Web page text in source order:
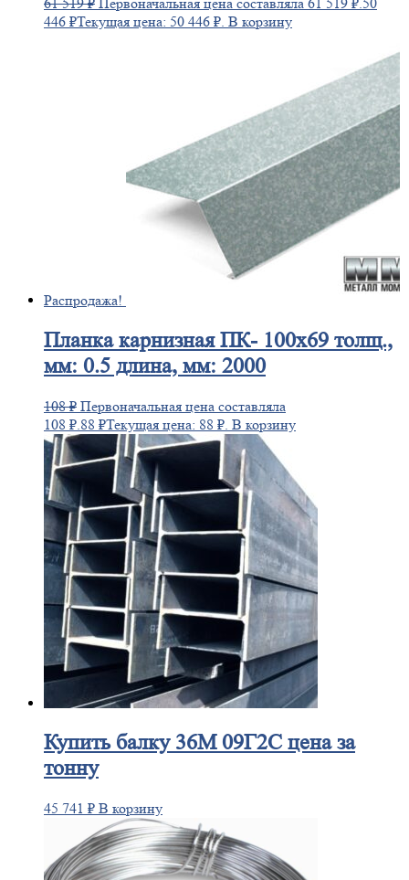
446 ₽Текущая цена: 50 446 ₽. В корзину
Распродажа!
Планкакарнизная ПК- 100х69 толщ.,
мм: 0.5 длина, мм: 2000
108₽ Первоначальная цена составляла
108 ₽. 88 ₽Текущая цена: 88 ₽. В корзину
Купитьбалку 36М 09Г2С цена за
тонну
45 741 ₽ В корзину